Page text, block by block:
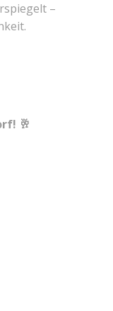
–
🥂